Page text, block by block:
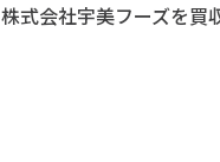
株式会社宇美フーズを買